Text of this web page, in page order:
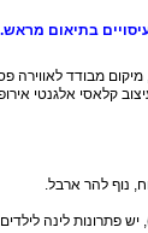
בתיאום מראש.
מבודד
קלאסי אלגנטי
נוף להר ארבל.